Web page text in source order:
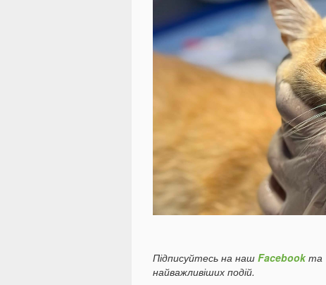
Підписуйтесь на наш Facebookта
найважливіших подій.